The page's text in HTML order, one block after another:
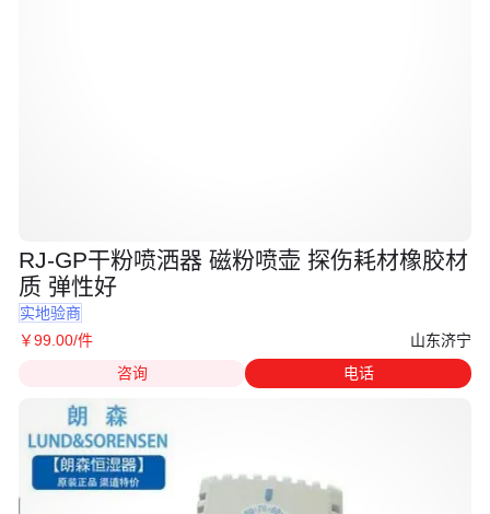
RJ-GP干粉喷洒器 磁粉喷壶 探伤耗材橡胶材
质 弹性好
实地验商
￥99 .00/件
山东济宁
咨询
电话